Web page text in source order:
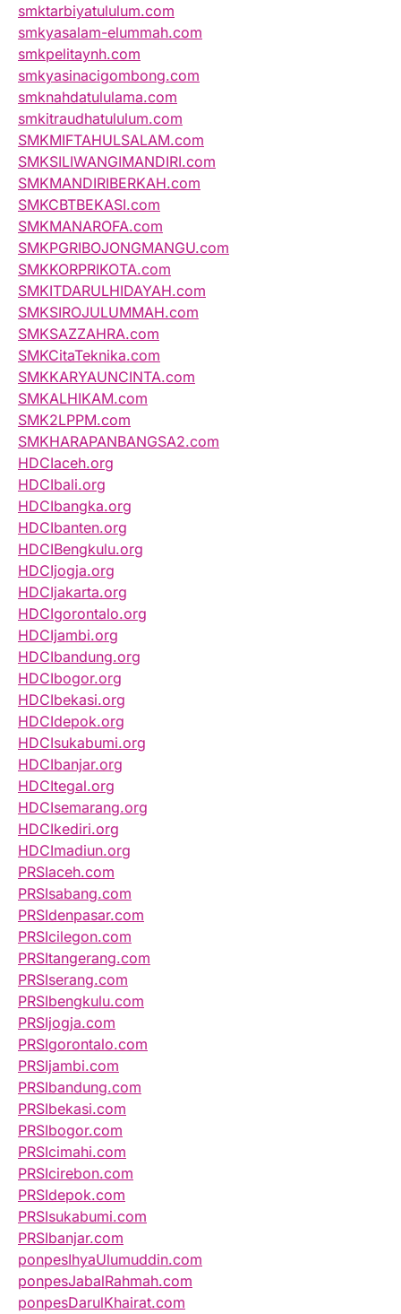
smktarbiyatululum.com
smkyasalam-elummah.com
smkpelitaynh.com
smkyasinacigombong.com
smknahdatululama.com
smkitraudhatululum.com
SMKMIFTAHULSALAM.com
SMKSILIWANGIMANDIRI.com
SMKMANDIRIBERKAH.com
SMKCBTBEKASI.com
SMKMANAROFA.com
SMKPGRIBOJONGMANGU.com
SMKKORPRIKOTA.com
SMKITDARULHIDAYAH.com
SMKSIROJULUMMAH.com
SMKSAZZAHRA.com
SMKCitaTeknika.com
SMKKARYAUNCINTA.com
SMKALHIKAM.com
SMK2LPPM.com
SMKHARAPANBANGSA2.com
HDCIaceh.org
HDCIbali.org
HDCIbangka.org
HDCIbanten.org
HDCIBengkulu.org
HDCIjogja.org
HDCIjakarta.org
HDCIgorontalo.org
HDCIjambi.org
HDCIbandung.org
HDCIbogor.org
HDCIbekasi.org
HDCIdepok.org
HDCIsukabumi.org
HDCIbanjar.org
HDCItegal.org
HDCIsemarang.org
HDCIkediri.org
HDCImadiun.org
PRSIaceh.com
PRSIsabang.com
PRSIdenpasar.com
PRSIcilegon.com
PRSItangerang.com
PRSIserang.com
PRSIbengkulu.com
PRSIjogja.com
PRSIgorontalo.com
PRSIjambi.com
PRSIbandung.com
PRSIbekasi.com
PRSIbogor.com
PRSIcimahi.com
PRSIcirebon.com
PRSIdepok.com
PRSIsukabumi.com
PRSIbanjar.com
ponpesIhyaUlumuddin.com
ponpesJabalRahmah.com
ponpesDarulKhairat.com